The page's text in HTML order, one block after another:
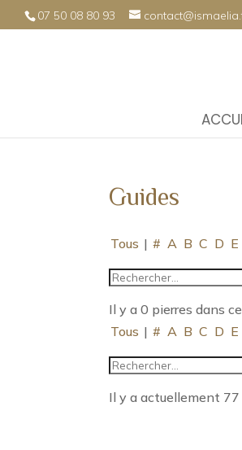
07 50 08 80 93
Guides
Tous | # A B C D E
Il y a 0 pierres dans
Tous | # A B C D E
Il y a actuellement